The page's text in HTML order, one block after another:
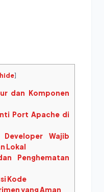
hide]
dan Komponen
Port Apache di
Wajib
Lokal
Penghematan
Kode
yang Aman